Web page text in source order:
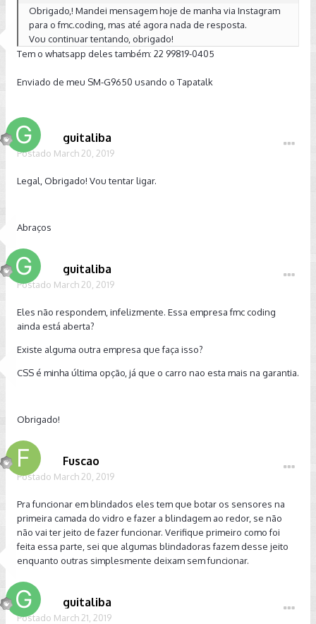
Obrigado,! Mandei mensagem hoje de manha via Instagram
para o fmc.coding, mas até agora nada de resposta.
Vou continuar tentando, obrigado!
Tem o whatsapp deles também: 22 99819-0405
Enviado de meu SM-G9650 usando o Tapatalk
guitaliba
Postado March 20, 2019
Legal, Obrigado! Vou tentar ligar.
Abraços
guitaliba
Postado March 20, 2019
Eles não respondem, infelizmente. Essa empresa fmc coding
ainda está aberta?
Existe alguma outra empresa que faça isso?
CSS é minha última opção, já que o carro nao esta mais na garantia.
Obrigado!
Fuscao
Postado March 20, 2019
Pra funcionar em blindados eles tem que botar os sensores na
primeira camada do vidro e fazer a blindagem ao redor, se não
não vai ter jeito de fazer funcionar. Verifique primeiro como foi
feita essa parte, sei que algumas blindadoras fazem desse jeito
enquanto outras simplesmente deixam sem funcionar.
guitaliba
Postado March 21, 2019